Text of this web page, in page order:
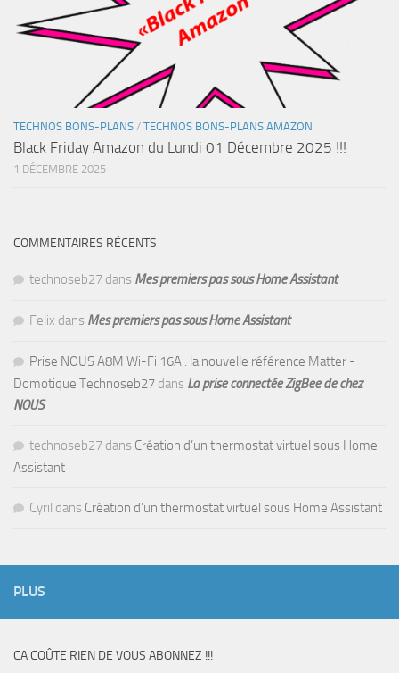
TECHNOS BONS-PLANS / TECHNOS BONS-PLANS AMAZON
Black Friday Amazon du Lundi 01 Décembre 2025 !!!
1 DÉCEMBRE 2025
COMMENTAIRES RÉCENTS
technoseb27 dans Mes premiers pas sous Home Assistant
Felix dans Mes premiers pas sous Home Assistant
Prise NOUS A8M Wi-Fi 16A : la nouvelle référence Matter -
Domotique Technoseb27 dans La prise connectée ZigBee de chez
NOUS
technoseb27 dans Création d’un thermostat virtuel sous Home
Assistant
Cyril dans Création d’un thermostat virtuel sous Home Assistant
PLUS
CA COÛTE RIEN DE VOUS ABONNEZ !!!